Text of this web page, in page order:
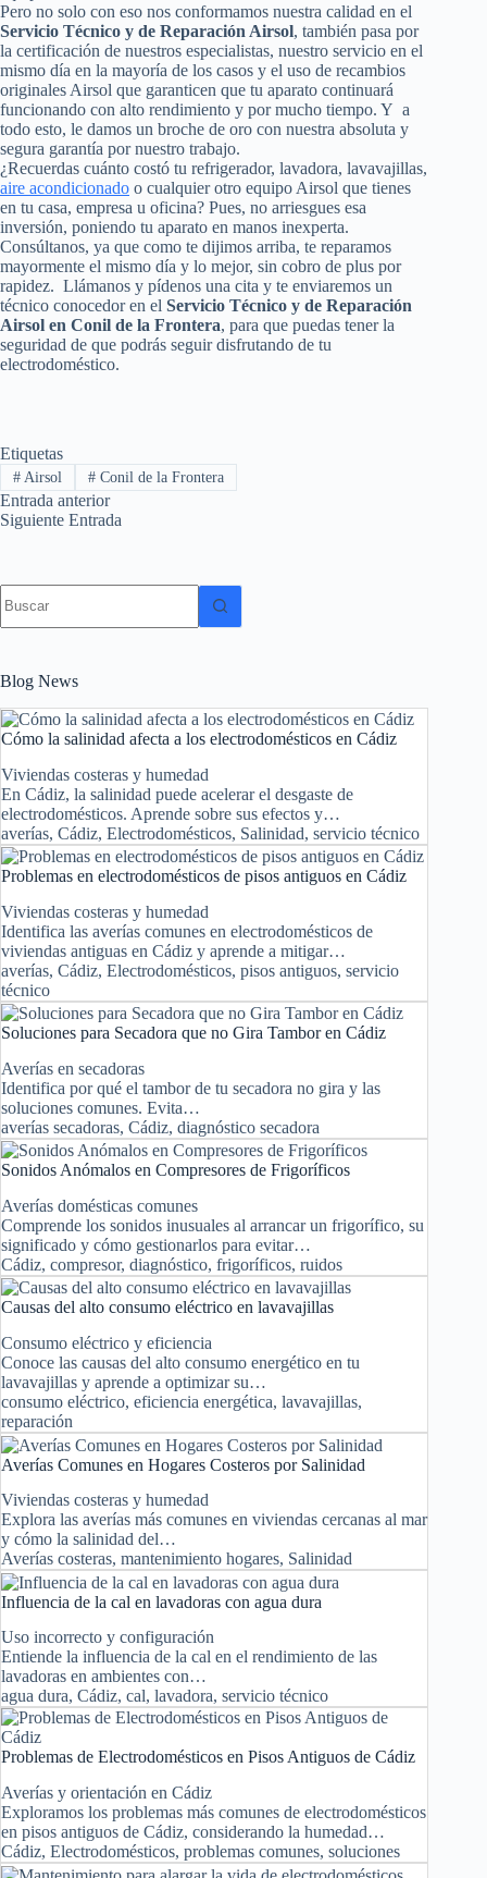
Pero no solo con eso nos conformamos nuestra calidad en el
Servicio Técnico y de Reparación Airsol, también pasa por
la certificación de nuestros especialistas, nuestro servicio en el
mismo día en la mayoría de los casos y el uso de recambios
originales Airsol que garanticen que tu aparato continuará
funcionando con alto rendimiento y por mucho tiempo. Y a
todo esto, le damos un broche de oro con nuestra absoluta y
segura garantía por nuestro trabajo.
¿Recuerdas cuánto costó tu refrigerador, lavadora, lavavajillas,
aire acondicionado o cualquier otro equipo Airsol que tienes
en tu casa, empresa u oficina? Pues, no arriesgues esa
inversión, poniendo tu aparato en manos inexperta.
Consúltanos, ya que como te dijimos arriba, te reparamos
mayormente el mismo día y lo mejor, sin cobro de plus por
rapidez. Llámanos y pídenos una cita y te enviaremos un
técnico conocedor en el Servicio Técnico y de Reparación
Airsol en Conil de la Frontera, para que puedas tener la
seguridad de que podrás seguir disfrutando de tu
electrodoméstico.
Etiquetas
#Airsol #Conil de la Frontera
Entrada anterior
Siguiente Entrada
resultados
Blog News
Cómo la salinidad afecta a los electrodomésticos en Cádiz
Viviendas costeras y humedad
En Cádiz, la salinidad puede acelerar el desgaste de
electrodomésticos. Aprende sobre sus efectos y…
averías, Cádiz, Electrodomésticos, Salinidad, servicio técnico
Problemas en electrodomésticos de pisos antiguos en Cádiz
Viviendas costeras y humedad
Identifica las averías comunes en electrodomésticos de
viviendas antiguas en Cádiz y aprende a mitigar…
averías, Cádiz, Electrodomésticos, pisos antiguos, servicio
técnico
Soluciones para Secadora que no Gira Tambor en Cádiz
Averías en secadoras
Identifica por qué el tambor de tu secadora no gira y las
soluciones comunes. Evita…
averías secadoras, Cádiz, diagnóstico secadora
Sonidos Anómalos en Compresores de Frigoríficos
Averías domésticas comunes
Comprende los sonidos inusuales al arrancar un frigorífico, su
significado y cómo gestionarlos para evitar…
Cádiz, compresor, diagnóstico, frigoríficos, ruidos
Causas del alto consumo eléctrico en lavavajillas
Consumo eléctrico y eficiencia
Conoce las causas del alto consumo energético en tu
lavavajillas y aprende a optimizar su…
consumo eléctrico, eficiencia energética, lavavajillas,
reparación
Averías Comunes en Hogares Costeros por Salinidad
Viviendas costeras y humedad
Explora las averías más comunes en viviendas cercanas al mar
y cómo la salinidad del…
Averías costeras, mantenimiento hogares, Salinidad
Influencia de la cal en lavadoras con agua dura
Uso incorrecto y configuración
Entiende la influencia de la cal en el rendimiento de las
lavadoras en ambientes con…
agua dura, Cádiz, cal, lavadora, servicio técnico
Problemas de Electrodomésticos en Pisos Antiguos de Cádiz
Averías y orientación en Cádiz
Exploramos los problemas más comunes de electrodomésticos
en pisos antiguos de Cádiz, considerando la humedad…
Cádiz, Electrodomésticos, problemas comunes, soluciones